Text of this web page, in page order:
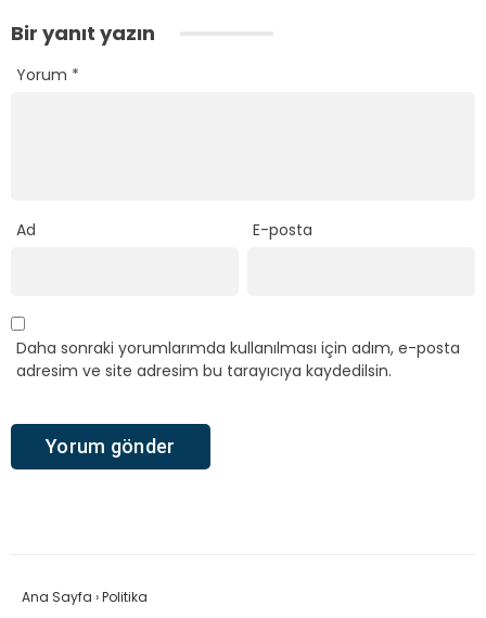
Bir yanıt yazın
Yorum *
Ad E-posta
Daha sonraki yorumlarımda kullanılması için adım, e-posta
adresim ve site adresim bu tarayıcıya kaydedilsin.
Ana Sayfa ›Politika